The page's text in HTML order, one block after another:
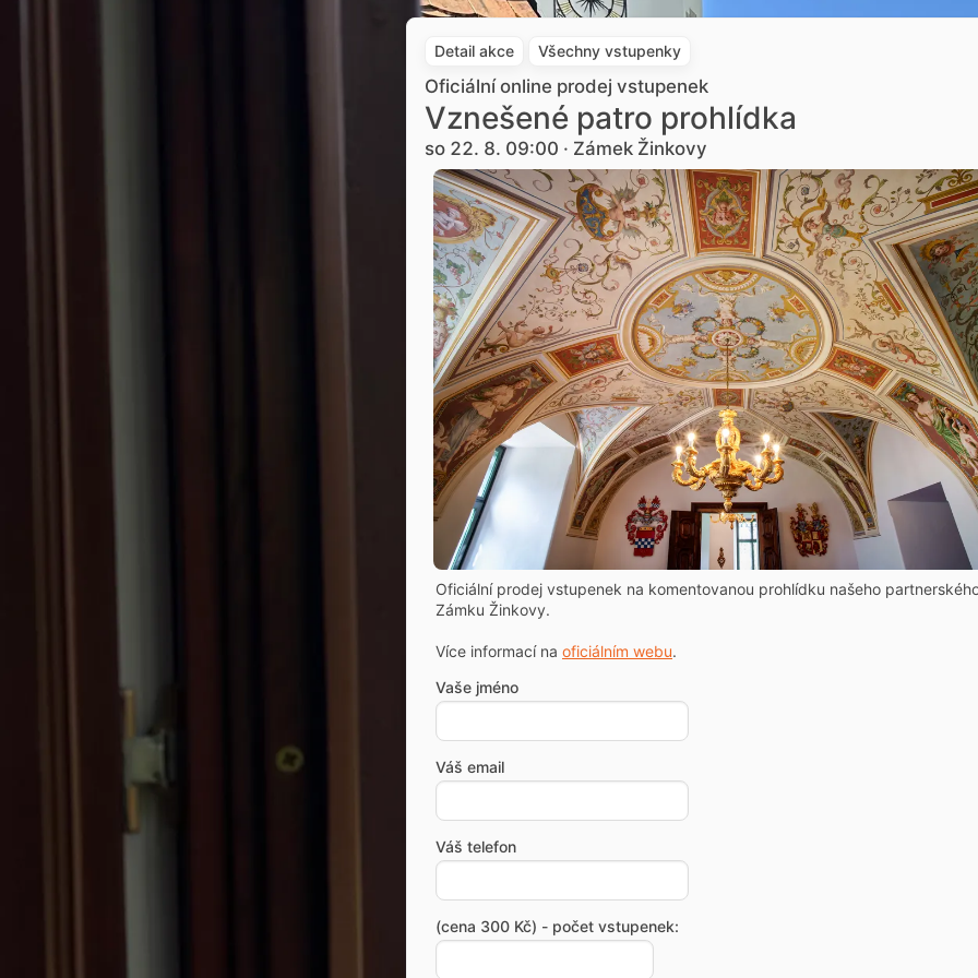
Detail akce Všechny vstupenky
Oficiální online prodej vstupenek
Vznešené patro prohlídka
so 22. 8. 09:00 · Zámek Žinkovy
Oficiální prodej vstupenek na komentovanou prohlídku našeho
Zámku Žinkovy.
Více informací na oficiálním webu.
Vaše jméno
Váš email
Váš telefon
(cena 300 Kč) - počet vstupenek: